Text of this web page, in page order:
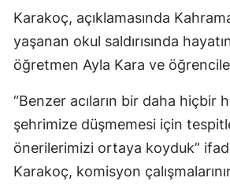
Karakoç, açıklamasında
yaşanan okul saldırısında
öğretmen Ayla Kara ve
“Benzer acıların bir daha hiçbir
şehrimize düşmemesi için
önerilerimizi ortaya koyduk”
Karakoç, komisyon